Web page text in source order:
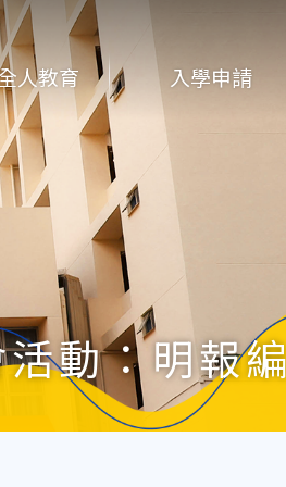
人教育 入學申請
動：明報